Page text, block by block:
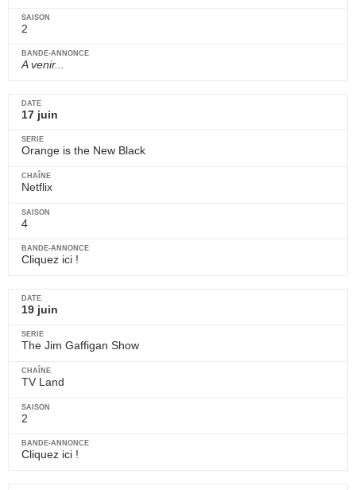
2
A venir...
17 juin
Orange is the New Black
Netflix
4
Cliquez ici !
19 juin
The Jim Gaffigan Show
TV Land
2
Cliquez ici !